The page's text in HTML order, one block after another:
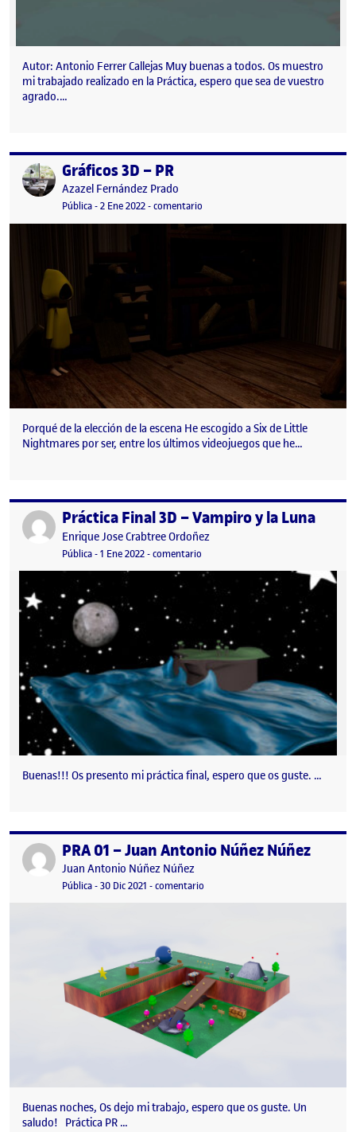
Autor: Antonio Ferrer Callejas Muy buenas a todos. Os muestro
mi trabajado realizado en la Práctica, espero que sea de vuestro
agrado.…
Publicado porGráficos 3D – PR
Publicado por
Azazel Fernández Prado
Visibilidad:
Pública-Fecha de publicación
2 Ene 202214 octubre, 2022 10:30 pm
-comentario
Porqué de la elección de la escena He escogido a Six de Little
Nightmares por ser, entre los últimos videojuegos que he…
Publicado porPráctica Final 3D – Vampiro y la Luna
Publicado por
Enrique Jose Crabtree Ordoñez
Visibilidad:
Pública-Fecha de publicación
1 Ene 20221 enero, 2022 6:01 pm
-comentario
Buenas!!! Os presento mi práctica final, espero que os guste. …
Publicado porPRA 01 – Juan Antonio Núñez Núñez
Publicado por
Juan Antonio Núñez Núñez
Visibilidad:
Pública-Fecha de publicación
30 Dic 2021 -comentario
Buenas noches, Os dejo mi trabajo, espero que os guste. Un
saludo! Práctica PR …